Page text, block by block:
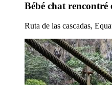
Bébé chat rencontré
Ruta de las cascadas,